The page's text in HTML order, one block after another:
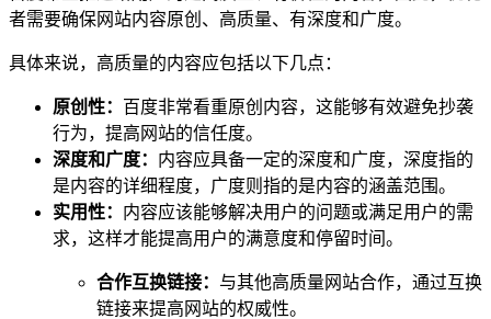
者需要确保网站内容原创、高质量、有深度和广度。
具体来说，高质量的内容应包括以下几点：
原创性： 百度非常看重原创内容，这能够有效避免抄袭
行为，提高网站的信任度。
深度和广度： 内容应具备一定的深度和广度，深度指的
是内容的详细程度，广度则指的是内容的涵盖范围。
实用性： 内容应该能够解决用户的问题或满足用户的需
求，这样才能提高用户的满意度和停留时间。
合作互换链接： 与其他高质量网站合作，通过互换
链接来提高网站的权威性。